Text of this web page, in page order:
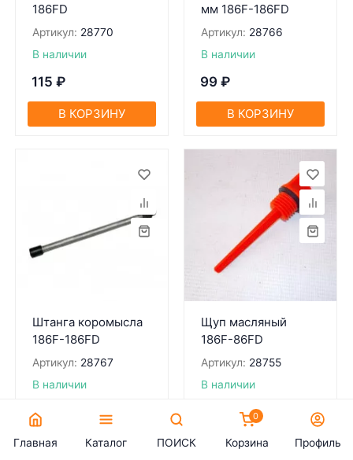
186FD
Артикул: 28770
В наличии
115 ₽
В КОРЗИНУ
мм 186F-186FD
Артикул: 28766
В наличии
99 ₽
В КОРЗИНУ
Штанга коромысла
186F-186FD
Артикул: 28767
В наличии
341
В КОРЗИНУ
Щуп масляный
186F-86FD
Артикул: 28755
В наличии
В КОРЗИНУ
Главная Каталог ПОИСК
0
Корзина Профиль